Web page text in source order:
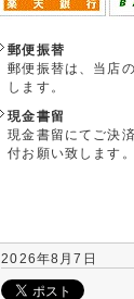
郵便振替
郵便振替は、当店
します。
現金書留
現金書留にてご決
付お願い致します。
2026年8月7日